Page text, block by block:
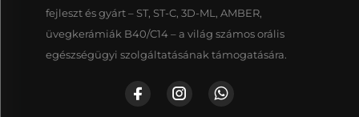
fejleszt és gyárt – ST, ST-C, 3D-ML, AMBER,
üvegkerámiák B40/C14 – a világ számos orális
egészségügyi szolgáltatásának támogatására.